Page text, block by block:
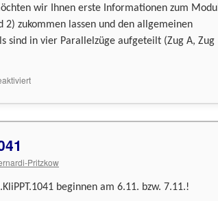
wir Ihnen erste Informationen zum Modul
2) zukommen lassen und den allgemeinen
sind in vier Parallelzüge aufgeteilt (Zug A, Zug
für
BQT
der
wissenschaftlich
Pritzkow
beginnen am 6.11. bzw. 7.11.!